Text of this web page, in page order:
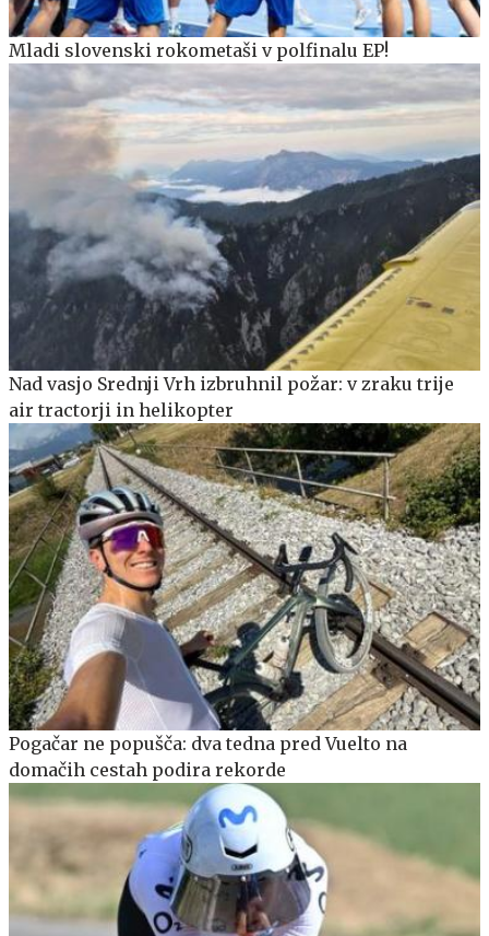
Mladi slovenski rokometaši v polfinalu EP!
Nad vasjo Srednji Vrh izbruhnil požar: v zraku trije
air tractorji in helikopter
Pogačar ne popušča: dva tedna pred Vuelto na
domačih cestah podira rekorde